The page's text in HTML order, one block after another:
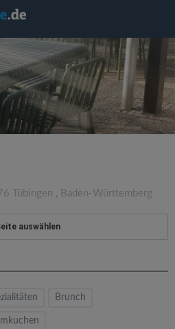
Tübingen , Baden-Württemberg
auswählen
Brunch